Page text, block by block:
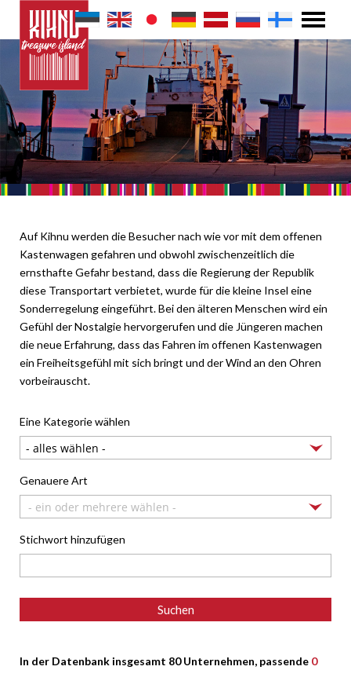
Auf Kihnu werden die Besucher nach wie vor mit dem offenen
Kastenwagen gefahren und obwohl zwischenzeitlich die
ernsthafte Gefahr bestand, dass die Regierung der Republik
diese Transportart verbietet, wurde für die kleine Insel eine
Sonderregelung eingeführt. Bei den älteren Menschen wird ein
Gefühl der Nostalgie hervorgerufen und die Jüngeren machen
die neue Erfahrung, dass das Fahren im offenen Kastenwagen
ein Freiheitsgefühl mit sich bringt und der Wind an den Ohren
vorbeirauscht.
Eine Kategorie wählen
Genauere Art
- ein oder mehrere wählen -
Stichwort hinzufügen
In der Datenbank insgesamt 80 Unternehmen, passende 0